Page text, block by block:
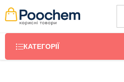
КАТЕГОРІЇ